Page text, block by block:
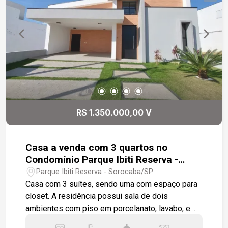
social, com entrada lateral adicional que dá
acesso a mais duas vagas de garagem. A edícula
na parte superior possui um banheiro. Todas as
janelas, portas e batentes são de madeira de alta
qualidade. Este imóvel é ideal para quem busca
qualidade, bem-estar e tranquilidade,
proporcionando conforto para toda a família.
Agende já sua visita e venha conhecer essa
informações ou agendar uma visita?
R$ 1.350.000,00 V
Casa a venda com 3 quartos no
Condomínio Parque Ibiti Reserva -
Sorocaba
Parque Ibiti Reserva - Sorocaba/SP
Casa com 3 suítes, sendo uma com espaço para
closet. A residência possui sala de dois
ambientes com piso em porcelanato, lavabo, e